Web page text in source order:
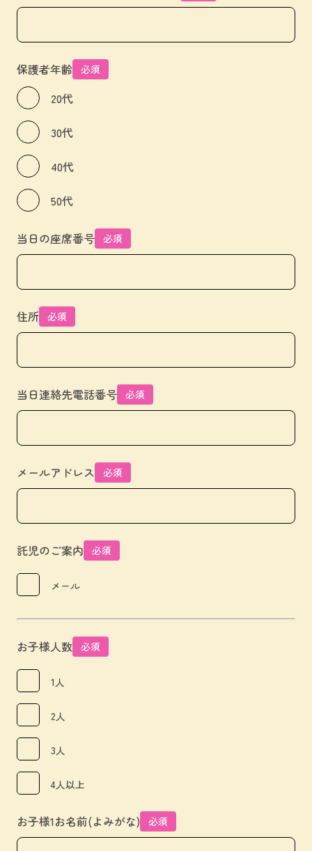
保護者年齢 必須
20代
30代
40代
50代
当日の座席番号 必須
住所 必須
当日連絡先電話番号 必須
メールアドレス 必須
託児のご案内 必須
メール
お子様人数 必須
1人
2人
3人
4人以上
お子様1お名前(よみがな) 必須